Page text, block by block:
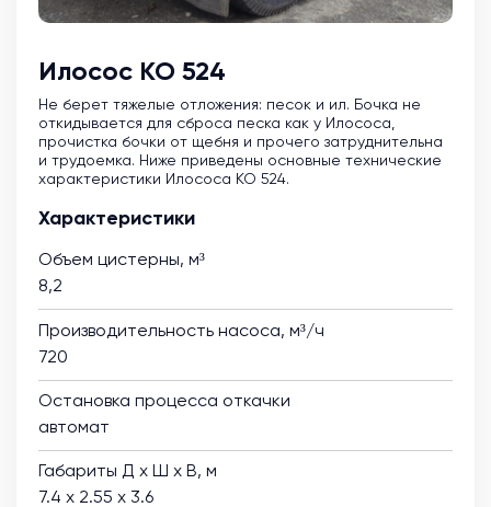
Илосос КО 524
Не берет тяжелые отложения: песок и ил. Бочка не
откидывается для сброса песка как у Илососа,
прочистка бочки от щебня и прочего затруднительна
и трудоемка. Ниже приведены основные технические
характеристики Илососа КО 524.
Характеристики
Объем цистерны, м³
8,2
Производительность насоса, м³/ч
720
Остановка процесса откачки
автомат
Габариты Д х Ш х В, м
7.4 х 2.55 х 3.6